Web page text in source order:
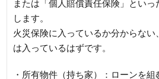
または「個人賠償責任保険」とい
します。
火災保険に入っているか分からな
は入っているはずです。
・所有物件（持ち家）：ローンを